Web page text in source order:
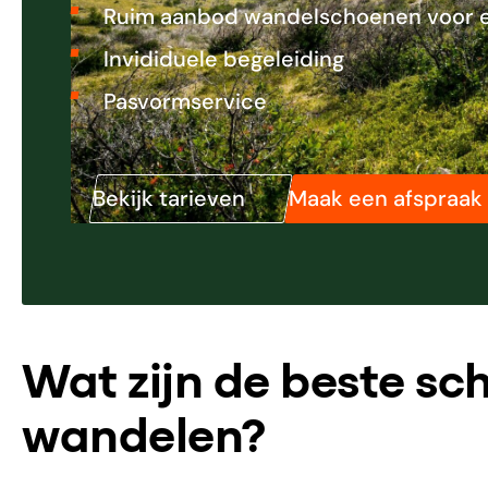
Ruim aanbod wandelschoenen voor
Invididuele begeleiding
Pasvormservice
Bekijk tarieven Maak een afspraak
Wat zijn de beste
wandelen?